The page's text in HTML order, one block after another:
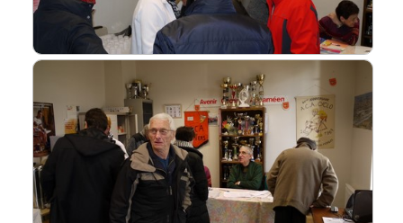
L'Europe de Michel